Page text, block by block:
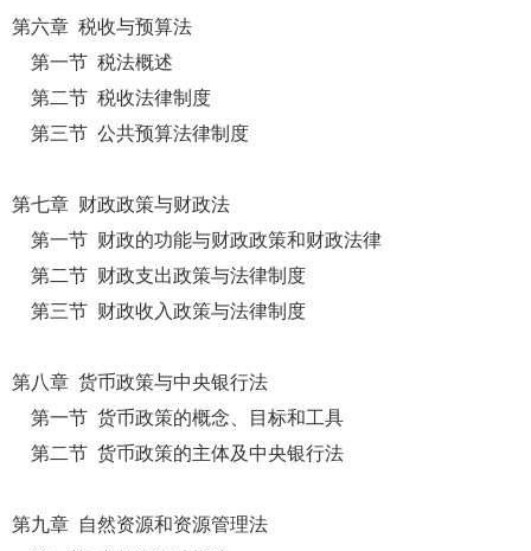
第六章 税收与预算法
第一节 税法概述
第二节 税收法律制度
第三节 公共预算法律制度
第七章 财政政策与财政法
第一节 财政的功能与财政政策和财政法律
第二节 财政支出政策与法律制度
第三节 财政收入政策与法律制度
第八章 货币政策与中央银行法
第一节 货币政策的概念、目标和工具
第二节 货币政策的主体及中央银行法
第九章 自然资源和资源管理法